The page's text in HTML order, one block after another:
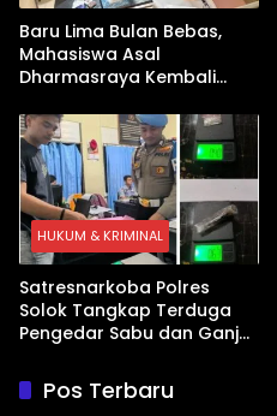
Baru Lima Bulan Bebas,
Mahasiswa Asal
Dharmasraya Kembali
HUKUM & KRIMINAL
Satresnarkoba Polres
Solok Tangkap Terduga
Pengedar Sabu dan Ganja
Pos Terbaru